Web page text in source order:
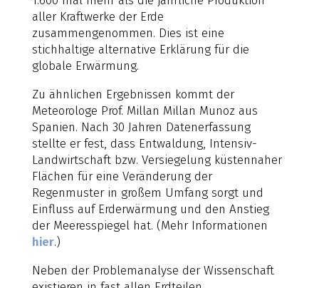
aller Kraftwerke der Erde
zusammengenommen. Dies ist eine
stichhaltige alternative Erklärung für die
globale Erwärmung.
Zu ähnlichen Ergebnissen kommt der
Meteorologe Prof. Millan Millan Munoz aus
Spanien. Nach 30 Jahren Datenerfassung
stellte er fest, dass Entwaldung, Intensiv-
Landwirtschaft bzw. Versiegelung küstennaher
Flächen für eine Veränderung der
Regenmuster in großem Umfang sorgt und
Einfluss auf Erderwärmung und den Anstieg
der Meeresspiegel hat. (Mehr Informationen
hier.)
Neben der Problemanalyse der Wissenschaft